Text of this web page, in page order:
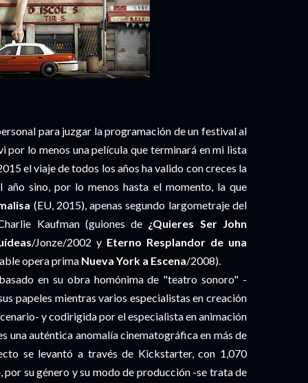
para juzgar la programación de un festival al
por lo menos una película que terminará en mi lista
el viaje de todos los años ha valido con creces la
sino, por lo menos hasta el momento, la que
(EU, 2015), apenas segundo largometraje del
Kaufman (guiones de ¿Quieres Ser John
/Jonze/2002 y Eterno Resplandor de una
opera prima Nueva York a Escena/2008).
en su obra homónima de "teatro sonoro" -
papeles mientras varios especialistas en creación
y codirigida por el especialista en animación
una auténtica anomalía cinematográfica en más de
se levantó a través de Kickstarter, con 1,070
su género y su modo de producción -se trata de